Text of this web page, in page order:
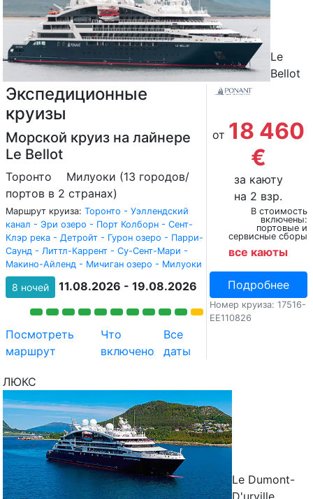
Le
Bellot
Экспедиционные
круизы
Морской круиз на лайнере
Le Bellot
Торонто
Милуоки (13 городов/
портов в 2 странах)
Маршрут круиза: Торонто - Уэллендский
канал - Эри озеро - Порт Колборн - Сент-
Клэр река - Детройт - Гурон озеро - Парри-
Саунд - Литтл-Каррент - Су-Сент-Мари -
Макино-Айленд - Мичиган озеро - Милуоки
8 ночей 11.08.2026 - 19.08.2026
Посмотреть
маршрут
Что
включено
Все
даты
от 18 460
€
за каюту
на 2 взр.
В стоимость
включены:
портовые и
сервисные сборы
все каюты
Подробнее
Номер круиза: 17516-
EE110826
ЛЮКС
Le Dumont-
D'urville